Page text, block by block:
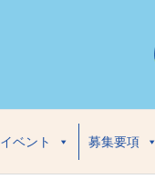
イベント 募集要項